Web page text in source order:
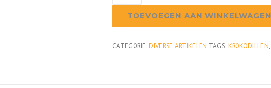
TOEVOEGEN AAN WINKELWAGEN
CATEGORIE:DIVERSE ARTIKELEN TAGS: KROKODILLEN,